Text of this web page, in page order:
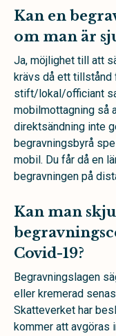
Kan en
om man är
Ja, möjlighet till att
krävs då ett
stift/lokal/officiant
mobilmottagning så
direktsändning inte
begravningsbyrå
mobil. Du får då en
begravningen på
Kan man
Covid-19?
Begravningslagen
eller kremerad
Skatteverket har
kommer att avgöras